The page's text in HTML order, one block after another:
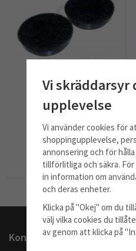
Kolfilter LZ52751
709 kr
Info Köp
Kontakta oss
Vi skräddarsyr
upplevelse
Vi använder cookies för
shoppingupplevelse,
annonsering och för
tillförlitliga och säkra.
in information om
och deras enheter.
Klicka på "Okej" om du
välj vilka cookies du
av genom att klicka på